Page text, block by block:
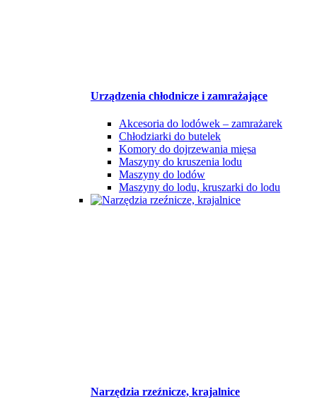
Urządzenia chłodnicze i zamrażające
Akcesoria do lodówek – zamrażarek
Chłodziarki do butelek
Komory do dojrzewania mięsa
Maszyny do kruszenia lodu
Maszyny do lodów
Maszyny do lodu, kruszarki do lodu
Narzędzia rzeźnicze, krajalnice